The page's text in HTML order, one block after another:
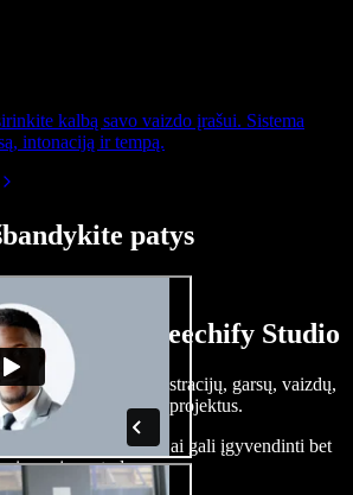
kalbą savo vaizdo įrašui. Sistema
intonaciją ir tempą.
patys
su Speechify Studio
nemokamų iliustracijų, garsų, vaizdų,
pilnus, įspūdingus projektus.
naršyklėje – kūrėjai gali įgyvendinti bet
senųjų metodų.